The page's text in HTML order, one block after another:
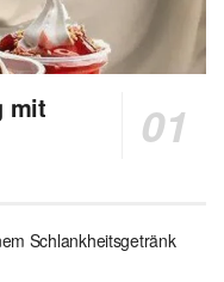
mit
Schlankheitsgetränk